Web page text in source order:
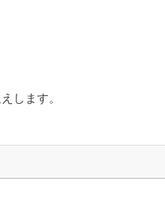
します。